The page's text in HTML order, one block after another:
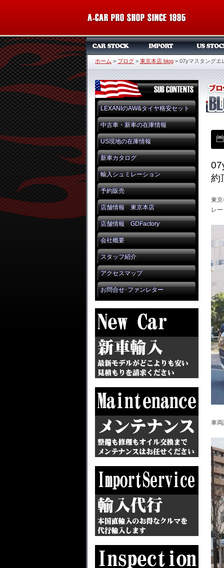
ホーム > ブログ > 東京本店 blog > 07yマスタングエ
LEXANIのAW&タイヤ格安セット
中古車・新車の在庫情報
US現地の在庫情報
新車カタログ
輸入シュミレーション
予約販売
店舗情報 東京本店
店舗情報 GDFactory
会社概要
スタッフ紹介
アクセスマップ
お問合せ･ファンレター
約
東
レ
車